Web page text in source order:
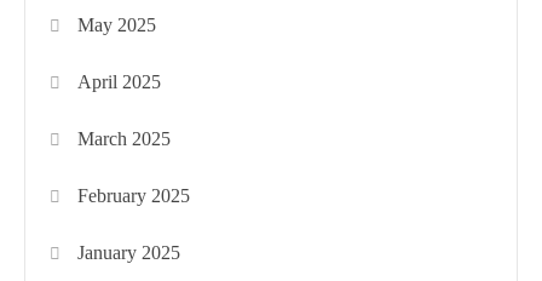
May 2025
April 2025
March 2025
February 2025
January 2025